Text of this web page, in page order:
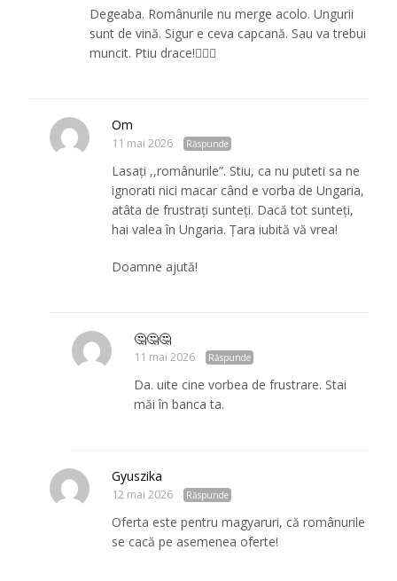
Degeaba. Românurile nu merge acolo. Ungurii
sunt de vină. Sigur e ceva capcană. Sau va trebui
muncit. Ptiu drace!😵‍💫🥴
Om
11 mai 2026 Răspunde
Lasați ,,românurile”. Stiu, ca nu puteti sa ne
ignorati nici macar când e vorba de Ungaria,
atâta de frustrați sunteți. Dacă tot sunteți,
hai valea în Ungaria. Țara iubită vă vrea!
Doamne ajută!
🤔🤔🤔
11 mai 2026 Răspunde
Da. uite cine vorbea de frustrare. Stai
măi în banca ta.
Gyuszika
12 mai 2026 Răspunde
Oferta este pentru magyaruri, că românurile
se cacă pe asemenea oferte!